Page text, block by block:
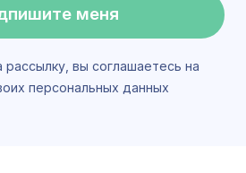
меня
вы соглашаетесь на
персональных данных